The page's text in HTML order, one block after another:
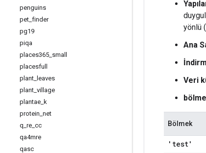
penguins
pet finder
pg19
piqa
places365 small
placesfull
plant leaves
plant village
plantae k
protein net
q re cc
qa4mre
qasc
yönlü
Ana
Veri
Bölmek
'test'